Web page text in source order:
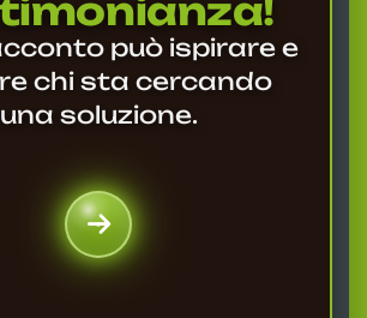
può ispirare e
chi sta cercando
una soluzione.